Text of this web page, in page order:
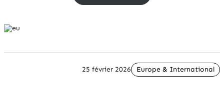
25 février 2026 Europe & International